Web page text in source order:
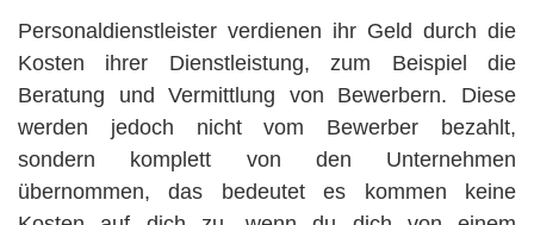
Personaldienstleister verdienen ihr Geld durch die
Kosten ihrer Dienstleistung, zum Beispiel die
Beratung und Vermittlung von Bewerbern. Diese
werden jedoch nicht vom Bewerber bezahlt,
sondern komplett von den Unternehmen
übernommen, das bedeutet es kommen keine